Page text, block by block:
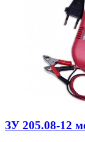
ЗУ 205.08-12